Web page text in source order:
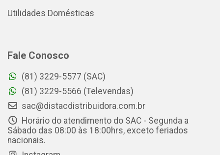
Utilidades Domésticas
Fale Conosco
(81) 3229-5577 (SAC)
(81) 3229-5566 (Televendas)
sac@distacdistribuidora.com.br
Horário do atendimento do SAC - Segunda a
Sábado das 08:00 às 18:00hrs, exceto feriados
nacionais.